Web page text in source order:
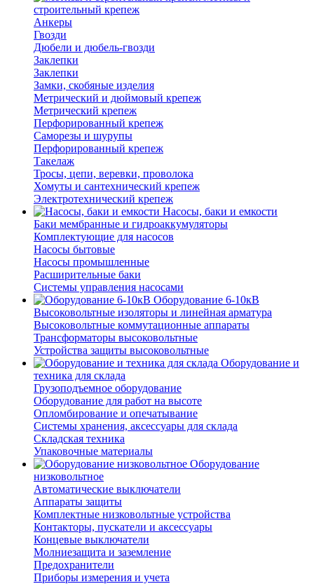
строительный крепеж
Анкеры
Гвозди
Дюбели и дюбель-гвозди
Заклепки
Заклепки
Замки, скобяные изделия
Метрический и дюймовый крепеж
Метрический крепеж
Перфорированный крепеж
Саморезы и шурупы
Перфорированный крепеж
Такелаж
Тросы, цепи, веревки, проволока
Хомуты и сантехнический крепеж
Электротехнический крепеж
Насосы, баки и емкости
Баки мембранные и гидроаккумуляторы
Комплектующие для насосов
Насосы бытовые
Насосы промышленные
Расширительные баки
Системы управления насосами
Оборудование 6-10кВ
Высоковольтные изоляторы и линейная арматура
Высоковольтные коммутационные аппараты
Трансформаторы высоковольтные
Устройства защиты высоковольтные
Оборудование и
техника для склада
Грузоподъемное оборудование
Оборудование для работ на высоте
Опломбирование и опечатывание
Системы хранения, аксессуары для склада
Складская техника
Упаковочные материалы
Оборудование
низковольтное
Автоматические выключатели
Аппараты защиты
Комплектные низковольтные устройства
Контакторы, пускатели и аксессуары
Концевые выключатели
Молниезащита и заземление
Предохранители
Приборы измерения и учета